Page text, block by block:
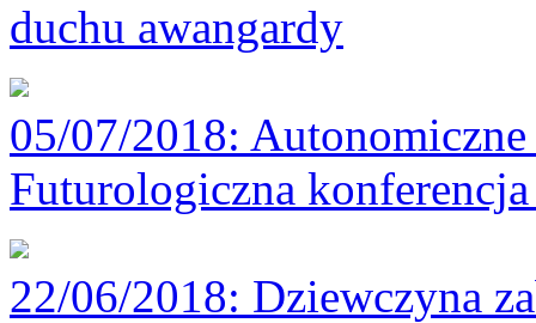
duchu awangardy
05/07/2018:
Futurologiczna
22/06/2018: Dziewczyna